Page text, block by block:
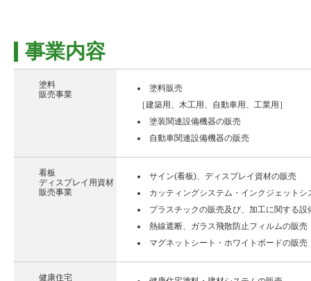
事業内容
塗料
販売事業
塗料販売
［建築用、木工用、自動車用、工業用］
塗装関連設備機器の販売
自動車関連設備機器の販売
看板
ディスプレイ用資材
販売事業
サイン(看板)、ディスプレイ資材の販売
カッティングシステム・インクジェットシ
プラスチックの販売及び、加工に関する設
熱線遮断、ガラス飛散防止フィルムの販売
マグネットシート・ホワイトボードの販売
健康住宅